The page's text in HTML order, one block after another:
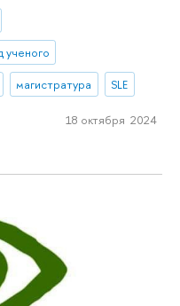
ученого
магистратура SLE
18 октября 2024